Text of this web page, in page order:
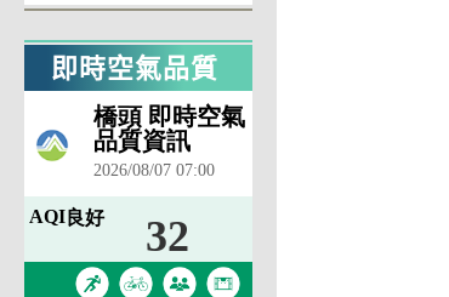
即時空氣品質